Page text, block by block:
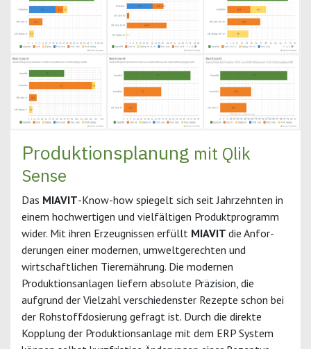
Produktionsplanung mit Qlik
Sense
Das MIAVIT-Know-how spiegelt sich seit Jahrzehnten in
einem hochwertigen und vielfältigen Produktprogramm
wider. Mit ihren Erzeugnissen erfüllt MIAVIT die Anfor­
derungen einer modernen, umweltgerechten und
wirtschaftlichen Tierernährung. Die modernen
Produktionsanlagen liefern absolute Präzision, die
aufgrund der Vielzahl verschiedenster Rezepte schon bei
der Rohstoffdosierung gefragt ist. Durch die direkte
Kopplung der Produktionsanlage mit dem ERP System